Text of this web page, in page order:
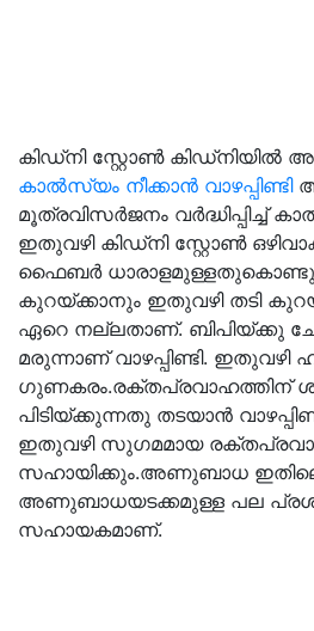
കിഡ്‌നി സ്റ്റോണ്‍ കിഡ്‌നിയില്‍
കാല്‍സ്യം നീക്കാന്‍ വാഴപ്പിണ്ടി
മൂത്രവിസര്‍ജനം വര്‍ദ്ധിപ്പിച്ച്
ഇതുവഴി കിഡ്‌നി സ്റ്റോണ്‍
ഫൈബര്‍
കുറയ്ക്കാനും ഇതുവഴി തടി
ഏറെ നല്ലതാണ്. ബിപിയ്ക്കു
മരുന്നാണ് വാഴപ്പിണ്ടി.
ഗുണകരം.രക്തപ്രവാഹത്തിന്
പിടിയ്ക്കുന്നതു തടയാന്‍
ഇതുവഴി സുഗമമായ
സഹായിക്കും.അണുബാധ
അണുബാധയടക്കമുള്ള പല
സഹായകമാണ്.